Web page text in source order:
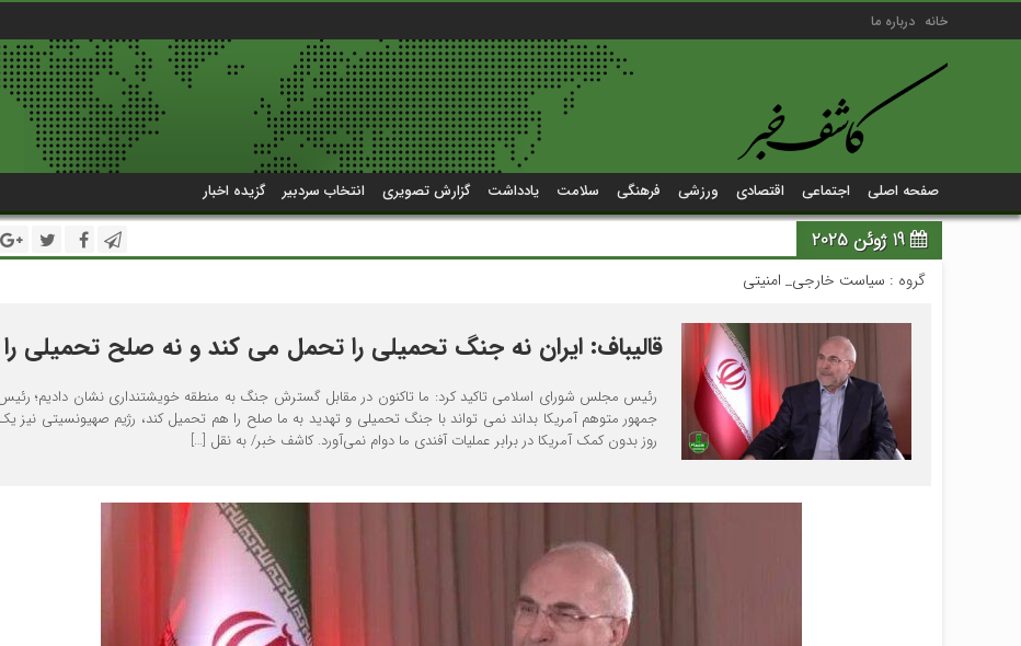
خانه درباره ما
صفحه اصلی اجتماعی اقتصادی ورزشی فرهنگی سلامت یادداشت گزارش تصویری انتخاب سردبیر گزیده اخبار
19 ژوئن 2025
گروه : سیاست خارجی_ امنیتی
قالیباف: ایران نه جنگ تحمیلی را تحمل می کند و نه صلح تحمیلی را
رئیس مجلس شورای اسلامی تاکید کرد: ما تاکنون در مقابل گسترش جنگ به منطقه خویشتنداری نشان دادیم؛
جمهور متوهم آمریکا بداند نمی تواند با جنگ تحمیلی و تهدید به ما صلح را هم تحمیل کند، رژیم صهیونسیتی نیز
روز بدون کمک آمریکا در برابر عملیات آفندی ما دوام نمی‌آورد. کاشف خبر/ به نقل […]